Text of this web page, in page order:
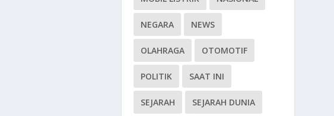
NEGARA NEWS
OLAHRAGA OTOMOTIF
POLITIK SAAT INI
SEJARAH SEJARAH DUNIA